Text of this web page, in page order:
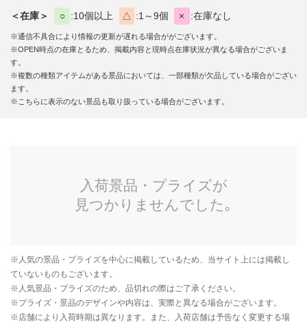
＜在庫＞ ○ 10個以上 △ 1～9個 × 在庫なし
※通信不具合により情報の更新が遅れる場合ががございます。
※OPEN時点の在庫とるため、掲載内容と現時点在庫状況が異なる場合がございま
す。
※複数の種類アイテムがある景品においては、一部種類が欠品している場合がござい
ます。
※こちらに表示のない景品も取り扱っている場合がございます。